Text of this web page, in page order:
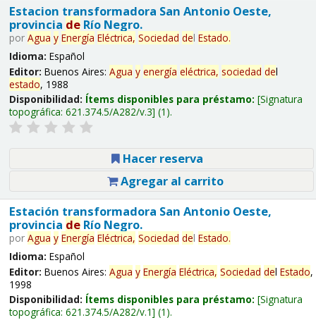
Estacion transformadora San Antonio Oeste,
provincia deRío Negro.
por Agua y Energía Eléctrica, Sociedad del Estado.
Idioma: Español
Editor: Buenos Aires: Agua y energía eléctrica, sociedad del
estado, 1988
Disponibilidad: Ítems disponibles para préstamo: Signatura
topográfica: 621.374.5/A282/v.3 (1).
Hacer reserva
Agregar al carrito
Estación transformadora San Antonio Oeste,
provincia deRío Negro.
por Agua y Energía Eléctrica, Sociedad del Estado.
Idioma: Español
Editor: Buenos Aires: Agua y Energía Eléctrica, Sociedad del Estado,
1998
Disponibilidad: Ítems disponibles para préstamo: Signatura
topográfica: 621.374.5/A282/v.1 (1).